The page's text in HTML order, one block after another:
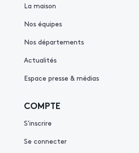
La maison
Nos équipes
Nos départements
Actualités
Espace presse & médias
COMPTE
S'inscrire
Se connecter